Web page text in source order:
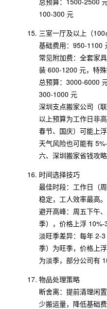
100-300 元
三室一厅及以上（100
基础费用：950-1100
常见附加费：全套家
装 600-1200 元，特
总预算：3000-6000
300-1000 元
深圳支点搬家公司（
以上预算为工作日非
春节、国庆）可能上
天气风险也可能有
六、深圳搬家省钱攻
时间选择技巧
最佳时段：工作日（
稳定，工人效率最高。
避开高峰：周五下午
季），价格上浮 10%-
淡旺季差异：每年 2-
季）为旺季，价格上
为淡季，部分公司有
物品处理策略
断舍离：提前清理闲
少搬运量，降低基础费